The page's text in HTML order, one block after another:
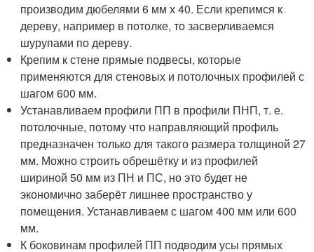
производим дюбелями 6 мм х 40. Если крепимся к
дереву, например в потолке, то засверливаемся
шурупами по дереву.
Крепим к стене прямые подвесы, которые
применяются для стеновых и потолочных профилей с
шагом 600 мм.
Устанавливаем профили ПП в профили ПНП, т. е.
потолочные, потому что направляющий профиль
предназначен только для такого размера толщиной 27
мм. Можно строить обрешётку и из профилей
шириной 50 мм из ПН и ПС, но это будет не
экономично заберёт лишнее пространство у
помещения. Устанавливаем с шагом 400 мм или 600
мм.
К боковинам профилей ПП подводим усы прямых